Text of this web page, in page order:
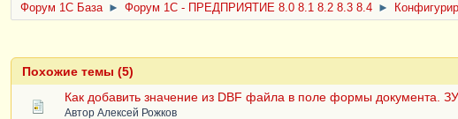
Форум 1C База ► Форум 1С - ПРЕДПРИЯТИЕ 8.0 8.1 8.2 8.3 8.4 ►
Похожие темы (5)
Как добавить значение из DBF файла в поле формы документа.
Автор Алексей Рожков